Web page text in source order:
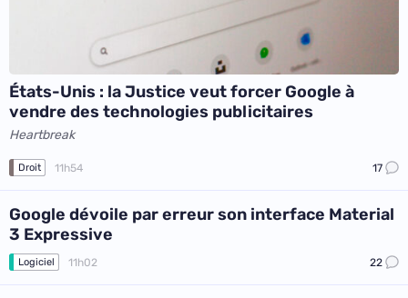
États-Unis : la Justice veut forcer Google à
vendre des technologies publicitaires
Heartbreak
Droit 11h54 17
Google dévoile par erreur son interface Material
3 Expressive
Logiciel 11h02 22